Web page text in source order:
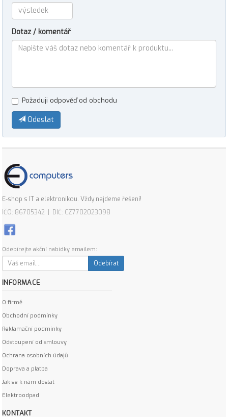
Dotaz / komentář
Požaduji odpověď od obchodu
Odeslat
E-shop s IT a elektronikou. Vždy najdeme řešení!
IČO: 86705342 | DIČ: CZ7702023098
Odebírejte akční nabídky emailem:
Odebírat
INFORMACE
O firmě
Obchodní podmínky
Reklamační podmínky
Odstoupení od smlouvy
Ochrana osobních údajů
Doprava a platba
Jak se k nám dostat
Elektroodpad
KONTAKT